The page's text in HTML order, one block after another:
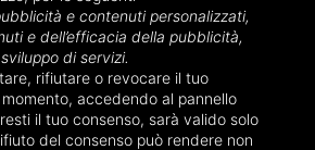
e contenuti personalizzati,
e dell’efficacia della pubblicità,
di servizi.
rifiutare o revocare il tuo
accedendo al pannello
il tuo consenso, sarà valido solo
del consenso può rendere non